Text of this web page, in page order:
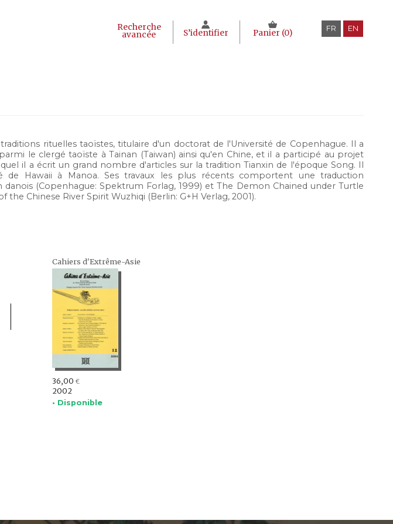
Recherche
avancée S’identifier Panier (0) FR EN
rituelles taoïstes, titulaire d'un doctorat de l'Université de Copenhague. Il a
le clergé taoïste à Tainan (Taiwan) ainsi qu'en Chine, et il a participé au projet
il a écrit un grand nombre d'articles sur la tradition Tianxin de l'époque Song. Il
de Hawaii à Manoa. Ses travaux les plus récents comportent une traduction
(Copenhague: Spektrum Forlag, 1999) et The Demon Chained under Turtle
Chinese River Spirit Wuzhiqi (Berlin: G+H Verlag, 2001).
Cahiers d'Extrême-Asie
36,00 €
2002
• Disponible